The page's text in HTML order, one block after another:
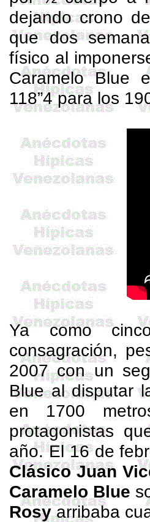
dejando crono
que dos
físico al
Caramelo Blue
118”4 para los
Ya como
consagración,
2007 con un
Blue al disputar
en 1700
protagonistas
año. El 16 de
Clásico Juan
Caramelo Blue
Rosyarribaba